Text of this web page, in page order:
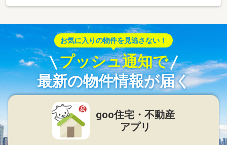
お気に入りの物件を見逃さない！
プッシュ通知で
最新の物件情報が届く
goo住宅・不動産
アプリ